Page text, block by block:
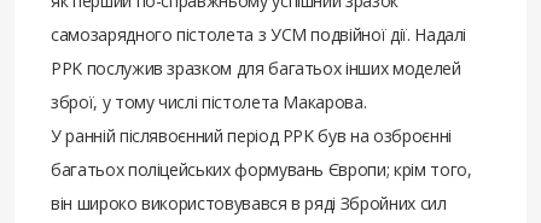
самозарядного пістолета з УСМ подвійної дії. Надалі
PPK послужив зразком для багатьох інших моделей
зброї, у тому числі пістолета Макарова.
У ранній післявоєнний період PPK був на озброєнні
багатьох поліцейських формувань Європи; крім того,
він широко використовувався в ряді Збройних сил